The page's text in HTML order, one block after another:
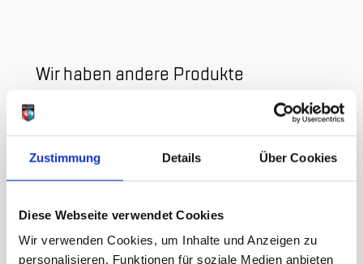
Zustimmung Details Über Cookies
Diese Webseite verwendet Cookies
Wir verwenden Cookies, um Inhalte und Anzeigen zu
personalisieren, Funktionen für soziale Medien anbieten
Clicken, um das Karussell zu überspringen
Wir haben andere Produkte